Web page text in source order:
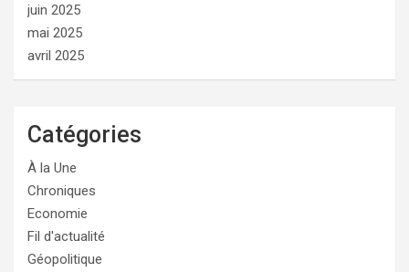
juin 2025
mai 2025
avril 2025
Catégories
À la Une
Chroniques
Economie
Fil d'actualité
Géopolitique